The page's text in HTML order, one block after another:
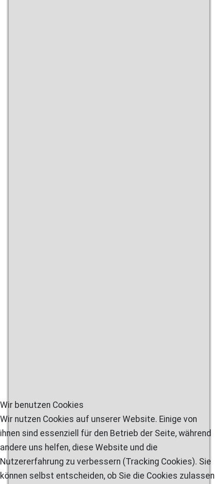
Wir benutzen Cookies
Wir nutzen Cookies auf unserer Website. Einige von
ihnen sind essenziell für den Betrieb der Seite, während
andere uns helfen, diese Website und die
Nutzererfahrung zu verbessern (Tracking Cookies). Sie
können selbst entscheiden, ob Sie die Cookies zulassen